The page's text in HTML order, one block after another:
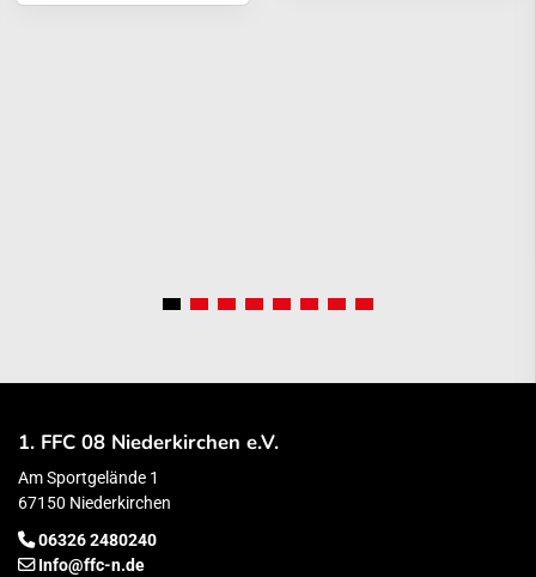
1. FFC 08 Niederkirchen e.V.
Am Sportgelände 1
67150 Niederkirchen
06326 2480240
Info@ffc-n.de